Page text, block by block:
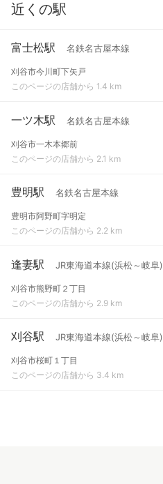
近くの駅
富士松駅 名鉄名古屋本線
刈谷市今川町下矢戸
このページの店舗から 1.4 km
一ツ木駅 名鉄名古屋本線
刈谷市一木本郷前
このページの店舗から 2.1 km
豊明駅 名鉄名古屋本線
豊明市阿野町字明定
このページの店舗から 2.2 km
逢妻駅 JR東海道本線(浜松～岐阜)
刈谷市熊野町２丁目
このページの店舗から 2.9 km
刈谷駅 JR東海道本線(浜松～岐阜)
刈谷市桜町１丁目
このページの店舗から 3.4 km